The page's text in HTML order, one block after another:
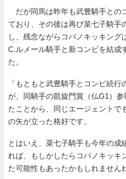
だが同馬は昨年も武豊騎手との
ており、その後は再び菜七子騎手
し、残念ながらコパノキッキング
C.ルメール騎手と新コンビを結成
た。
「もともと武豊騎手とコンビ続
が、同騎手の凱旋門賞（仏G1）
たことから、同じエージェントで
の矢が立った格好です。
とはいえ、菜七子騎手も今年の成
れば、もしかしたらコパノキッキ
た可能性もあったかもしれません